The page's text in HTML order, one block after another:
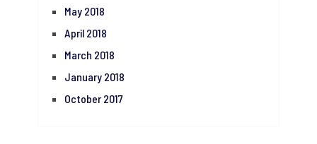
May 2018
April 2018
March 2018
January 2018
October 2017